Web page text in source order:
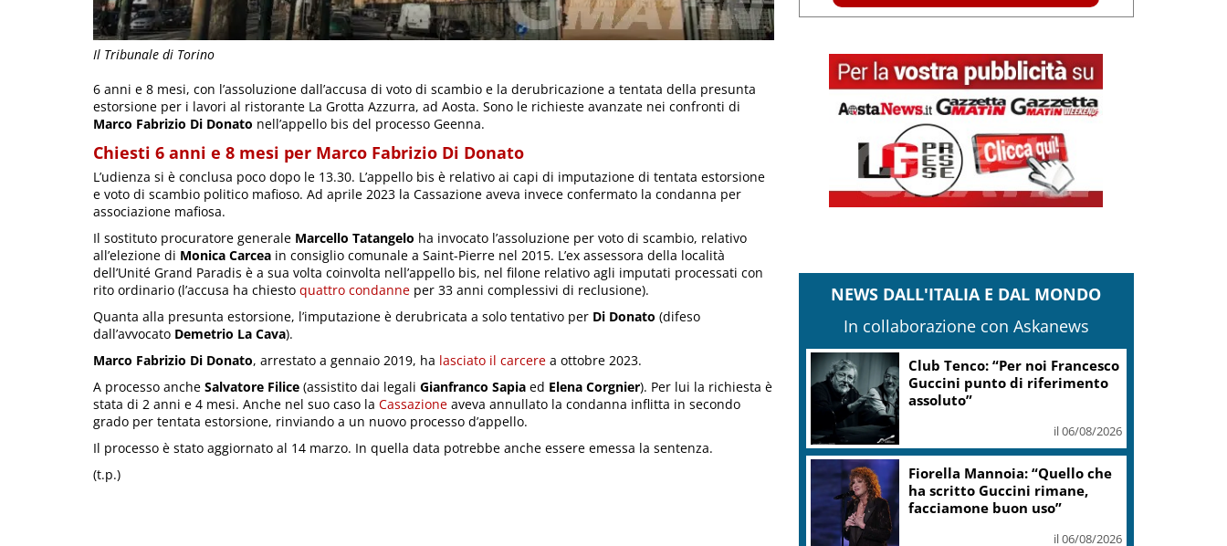
Il Tribunale di Torino
6 anni e 8 mesi, con l’assoluzione dall’accusa di voto di scambio e la derubricazione a tentata della presunta
estorsione per i lavori al ristorante La Grotta Azzurra, ad Aosta. Sono le richieste avanzate nei confronti di
Marco Fabrizio Di Donato nell’appello bis del processo Geenna.
Chiesti 6 anni e 8 mesi per Marco Fabrizio Di Donato
L’udienza si è conclusa poco dopo le 13.30. L’appello bis è relativo ai capi di imputazione di tentata estorsione
e voto di scambio politico mafioso. Ad aprile 2023 la Cassazione aveva invece confermato la condanna per
associazione mafiosa.
Il sostituto procuratore generale Marcello Tatangelo ha invocato l’assoluzione per voto di scambio, relativo
all’elezione di Monica Carcea in consiglio comunale a Saint-Pierre nel 2015. L’ex assessora della località
dell’Unité Grand Paradis è a sua volta coinvolta nell’appello bis, nel filone relativo agli imputati processati con
rito ordinario (l’accusa ha chiesto quattro condanne per 33 anni complessivi di reclusione).
Quanta alla presunta estorsione, l’imputazione è derubricata a solo tentativo per Di Donato (difeso
dall’avvocato Demetrio La Cava).
Marco Fabrizio Di Donato, arrestato a gennaio 2019, ha lasciato il carcere a ottobre 2023.
A processo anche Salvatore Filice (assistito dai legali Gianfranco Sapia ed Elena Corgnier). Per lui la richiesta è
stata di 2 anni e 4 mesi. Anche nel suo caso la Cassazione aveva annullato la condanna inflitta in secondo
grado per tentata estorsione, rinviando a un nuovo processo d’appello.
Il processo è stato aggiornato al 14 marzo. In quella data potrebbe anche essere emessa la sentenza.
(t.p.)
NEWS DALL'ITALIA E DAL MONDO
In collaborazione con Askanews
Consiglio Lazio: sicurezza, la pdl del Forum
Città della Notte
Kiev, Zelensky: La Russia non
si ferma, userà missili balistici
il 06/08/2026